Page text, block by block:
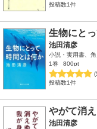
投稿数1件
生物にと
池田清彦
小説・実用書、
1巻
800pt
投稿数1件
やがて消
池田清彦